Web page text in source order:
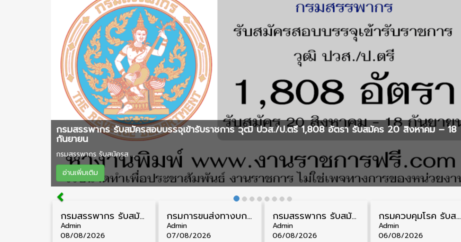
กรมสรรพากร รับสมัครสอบบรรจุเข้ารับราชการ วุฒิ ปวส./ป.ตรี 1,808 อัตรา รับสมัคร 20 สิงหาคม – 18
กันยายน
กรมสรรพากร รับสมัครส ...
อ่านเพิ่มเติม
กรมสรรพากร รับสมัครสอบบรรจุเข้ารับราชการ วุฒิ ปวส./ป.ตรี 1,808 อัตรา รับสมัคร 20 สิงหาคม – 18 กันยายน
Admin
08/08/2026
กรมการขนส่งทางบก รับสมัครสอบบรรจุเข้ารับราชการ วุฒิ ปวส. 24 อัตรา รับสมัคร 18 สิงหาคม – 7 กันยายน
Admin
07/08/2026
กรมสรรพากร รับสมัครลูกจ้างชั่วคราว วุฒิ ปวช./ป.ตรี 138 อัตรา รับสมัคร 17 – 31 สิงหาคม
Admin
06/08/2026
กรมควบคุมโรค รับสมัครสอบบรรจุเข้ารับราชการ วุฒิ ปวส./ป.ตรี 17 อัตรา รับสมัคร 17 สิงหาคม – 4 กันยายน
Admin
06/08/2026